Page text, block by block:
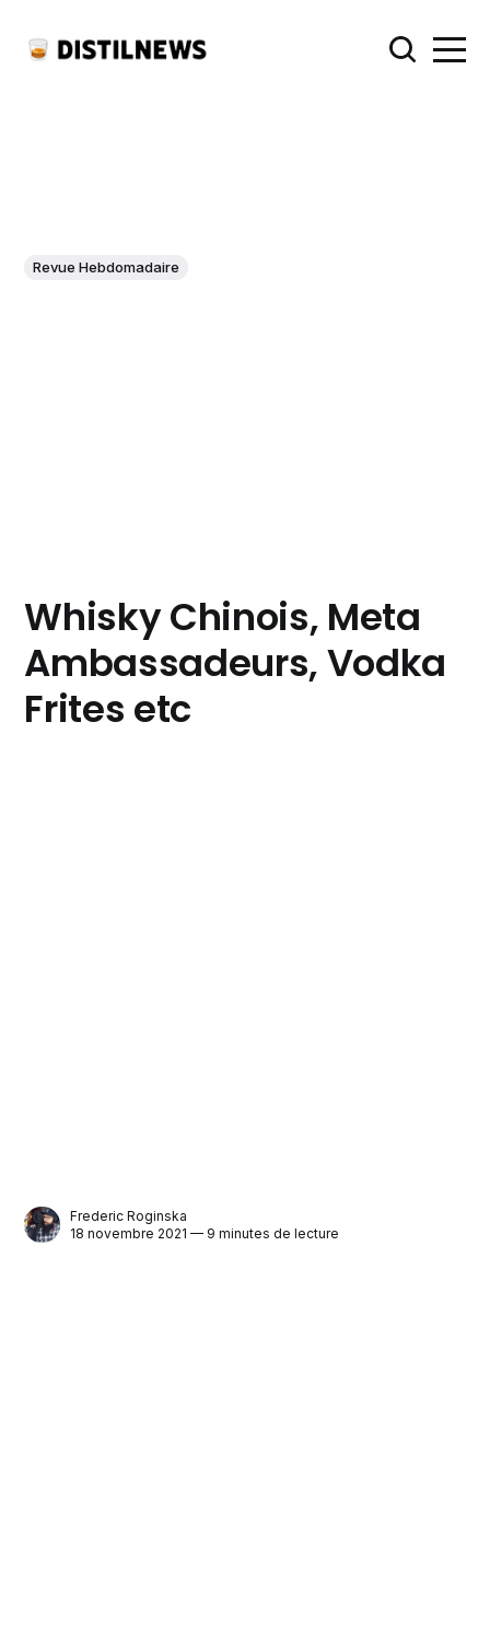
Revue Hebdomadaire
Whisky Chinois, Meta
Ambassadeurs, Vodka
Frites etc
Frederic Roginska
18 novembre 2021 — 9 minutes de lecture